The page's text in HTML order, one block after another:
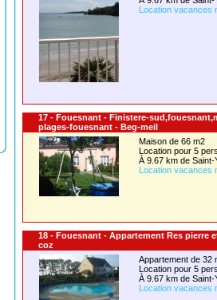
Location vacances
17 - Fouesnant - Finistere-
plages-fouesnant - Beg-meil
Maison de 66 m2
Location pour 5
À 9.67 km de Saint-
Location vacances
18 - Fouesnant - Appartement Res pierre
coz
Appartement de 32
Location pour 5
À 9.67 km de Saint-
Location vacances